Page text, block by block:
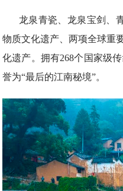
龙泉青瓷、龙泉宝剑、
物质文化遗产、两项全球重
化遗产。拥有268个国家级
誉为“最后的江南秘境”。